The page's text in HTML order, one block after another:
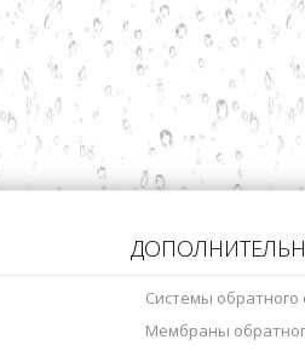
Системы обратного
Мембраны